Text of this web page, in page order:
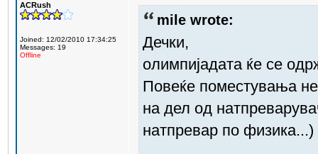
ACRush
Joined: 12/02/2010 17:34:25
Messages: 19
Offline
mile wrote:
Дечки,
олимпијадата ќе се
Повеќе поместувања
на дел од
натпревар по физика...)